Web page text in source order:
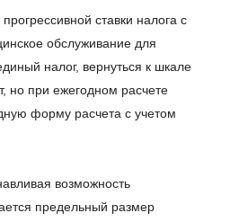
ставки налога с
обслуживание для
налог, вернуться к шкале
но при ежегодном расчете
форму расчета с учетом
возможность
предельный размер